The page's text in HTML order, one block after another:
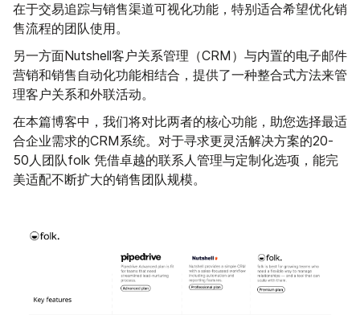
在于交易追踪与销售渠道可视化功能，特别适合希望优化销
售流程的团队使用。
另一方面Nutshell客户关系管理（CRM）与内置的电子邮件
营销和销售自动化功能相结合，提供了一种整合式方法来管
理客户关系和外联活动。
在本篇博客中，我们将对比两者的核心功能，助您选择最适
合企业需求的CRM系统。对于寻求更灵活解决方案的20-
50人团队folk 凭借卓越的联系人管理与定制化选项，能完
美适配不断扩大的销售团队规模。